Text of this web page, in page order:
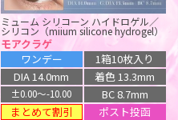
ミューム シリコーン ハイドロゲル／
シリコン（miium silicone hydrogel）
モアクラゲ
ワンデー
1箱10枚入り
DIA 14.0mm
着色 13.3mm
±0.00〜-10.00
BC 8.7mm
まとめて割引
ポスト投函
アイクローゼット シリコーン ハイド
ロゲル／シリコン（eye closet
SILICONE HYDROGEL）
ウォーターグレー
ワンデー
1箱10枚入り
DIA 14.0mm
着色 13.2mm
±0.00〜-8.00
￥1,760 (税込)
アイクローゼット シリコーン ハイド
ロゲル／シリコン（eye closet
SILICONE HYDROGEL）
ペアモーブ
ワンデー
1箱10枚入り
DIA 14.0mm
着色 13.4mm